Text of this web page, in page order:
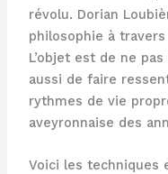
révolu. Dorian
philosophie à
L’objet est de ne
aussi de faire
rythmes de vie
aveyronnaise des
Voici les techniques